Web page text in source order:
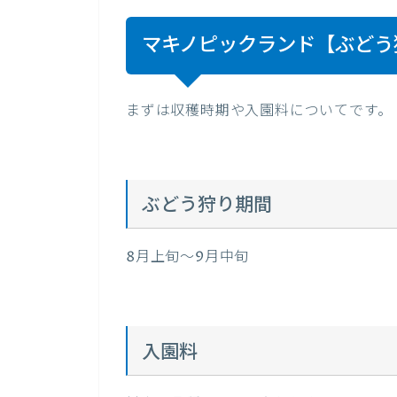
マキノピックランド【ぶど
まずは収穫時期や入園料についてです。
ぶどう狩り期間
8月上旬～9月中旬
入園料